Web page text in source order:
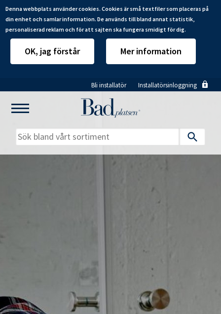
Denna webbplats använder cookies. Cookies är små textfiler som placeras på
din enhet och samlar information. De används till bland annat statistik,
personaliserad reklam och för att sajten ska fungera smidigt för dig.
OK, jag förstår Mer information
till
huvudinnehåll
Bli installatör Installatörsinloggning
Våra varumärken